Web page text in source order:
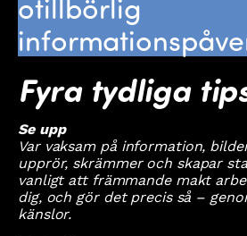
otillbörlig
Fyra tydliga
Se upp
Var vaksam på information,
upprör, skrämmer och skapar
vanligt att främmande makt
dig, och gör det precis så –
känslor.